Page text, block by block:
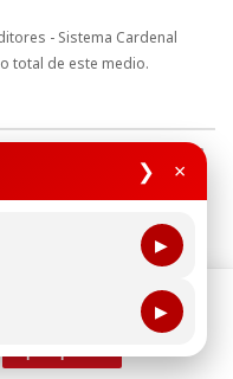
❯ ×
▶
▶
- Sistema Cardenal
total de este medio.
Autor y Propiedad Intelectual
de Tratamiento de Datos
tu experiencia de
política de uso de